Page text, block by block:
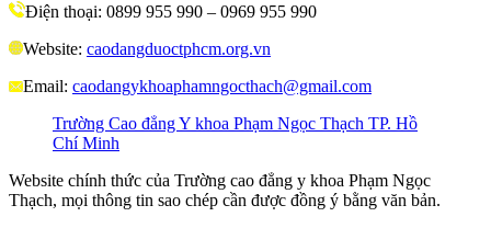
Điện thoại: 0899 955 990 – 0969 955 990
Website: caodangduoctphcm.org.vn
Email: caodangykhoaphamngocthach@gmail.com
Trường Cao đẳng Y khoa Phạm Ngọc Thạch TP. Hồ
Chí Minh
Website chính thức của Trường cao đẳng y khoa Phạm Ngọc
Thạch, mọi thông tin sao chép cần được đồng ý bằng văn bản.